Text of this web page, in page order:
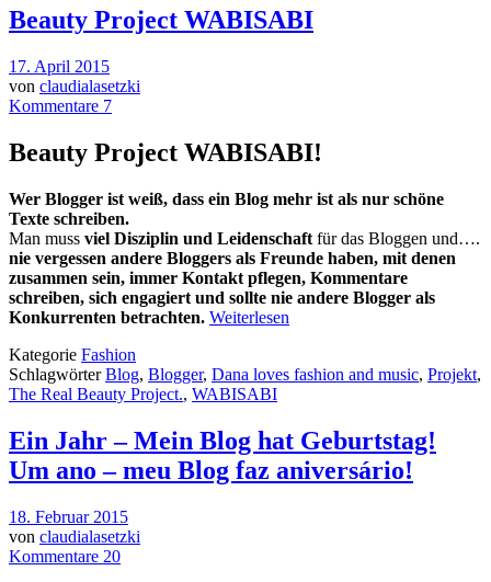
Beauty Project WABISABI
17. April 2015
von claudialasetzki
Kommentare 7
Beauty Project WABISABI!
Wer Blogger ist weiß, dass ein Blog mehr ist als nur schöne
Texte schreiben.
Man muss viel Disziplin und Leidenschaft für das Bloggen und….
nie vergessen andere Bloggers als Freunde haben, mit denen
zusammen sein, immer Kontakt pflegen, Kommentare
schreiben, sich engagiert und sollte nie andere Blogger als
Konkurrenten betrachten. Weiterlesen
Kategorie Fashion
SchlagwörterBlog, Blogger, Dana loves fashion and music, Projekt,
The Real Beauty Project., WABISABI
Ein Jahr – Mein Blog hat Geburtstag!
Um ano – meu Blog faz aniversário!
18. Februar 2015
von claudialasetzki
Kommentare 20